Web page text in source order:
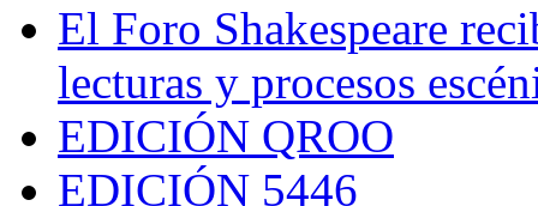
El Foro Shakespeare
lecturas y procesos
EDICIÓN QROO
EDICIÓN 5446